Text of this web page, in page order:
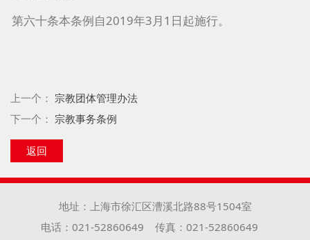
第六十条本条例自2019年3月1日起施行。
上一个： 宗教团体管理办法
下一个： 宗教事务条例
返回
地址：上海市徐汇区漕溪北路88号1504室
电话：021-52860649
传真：021-52860649